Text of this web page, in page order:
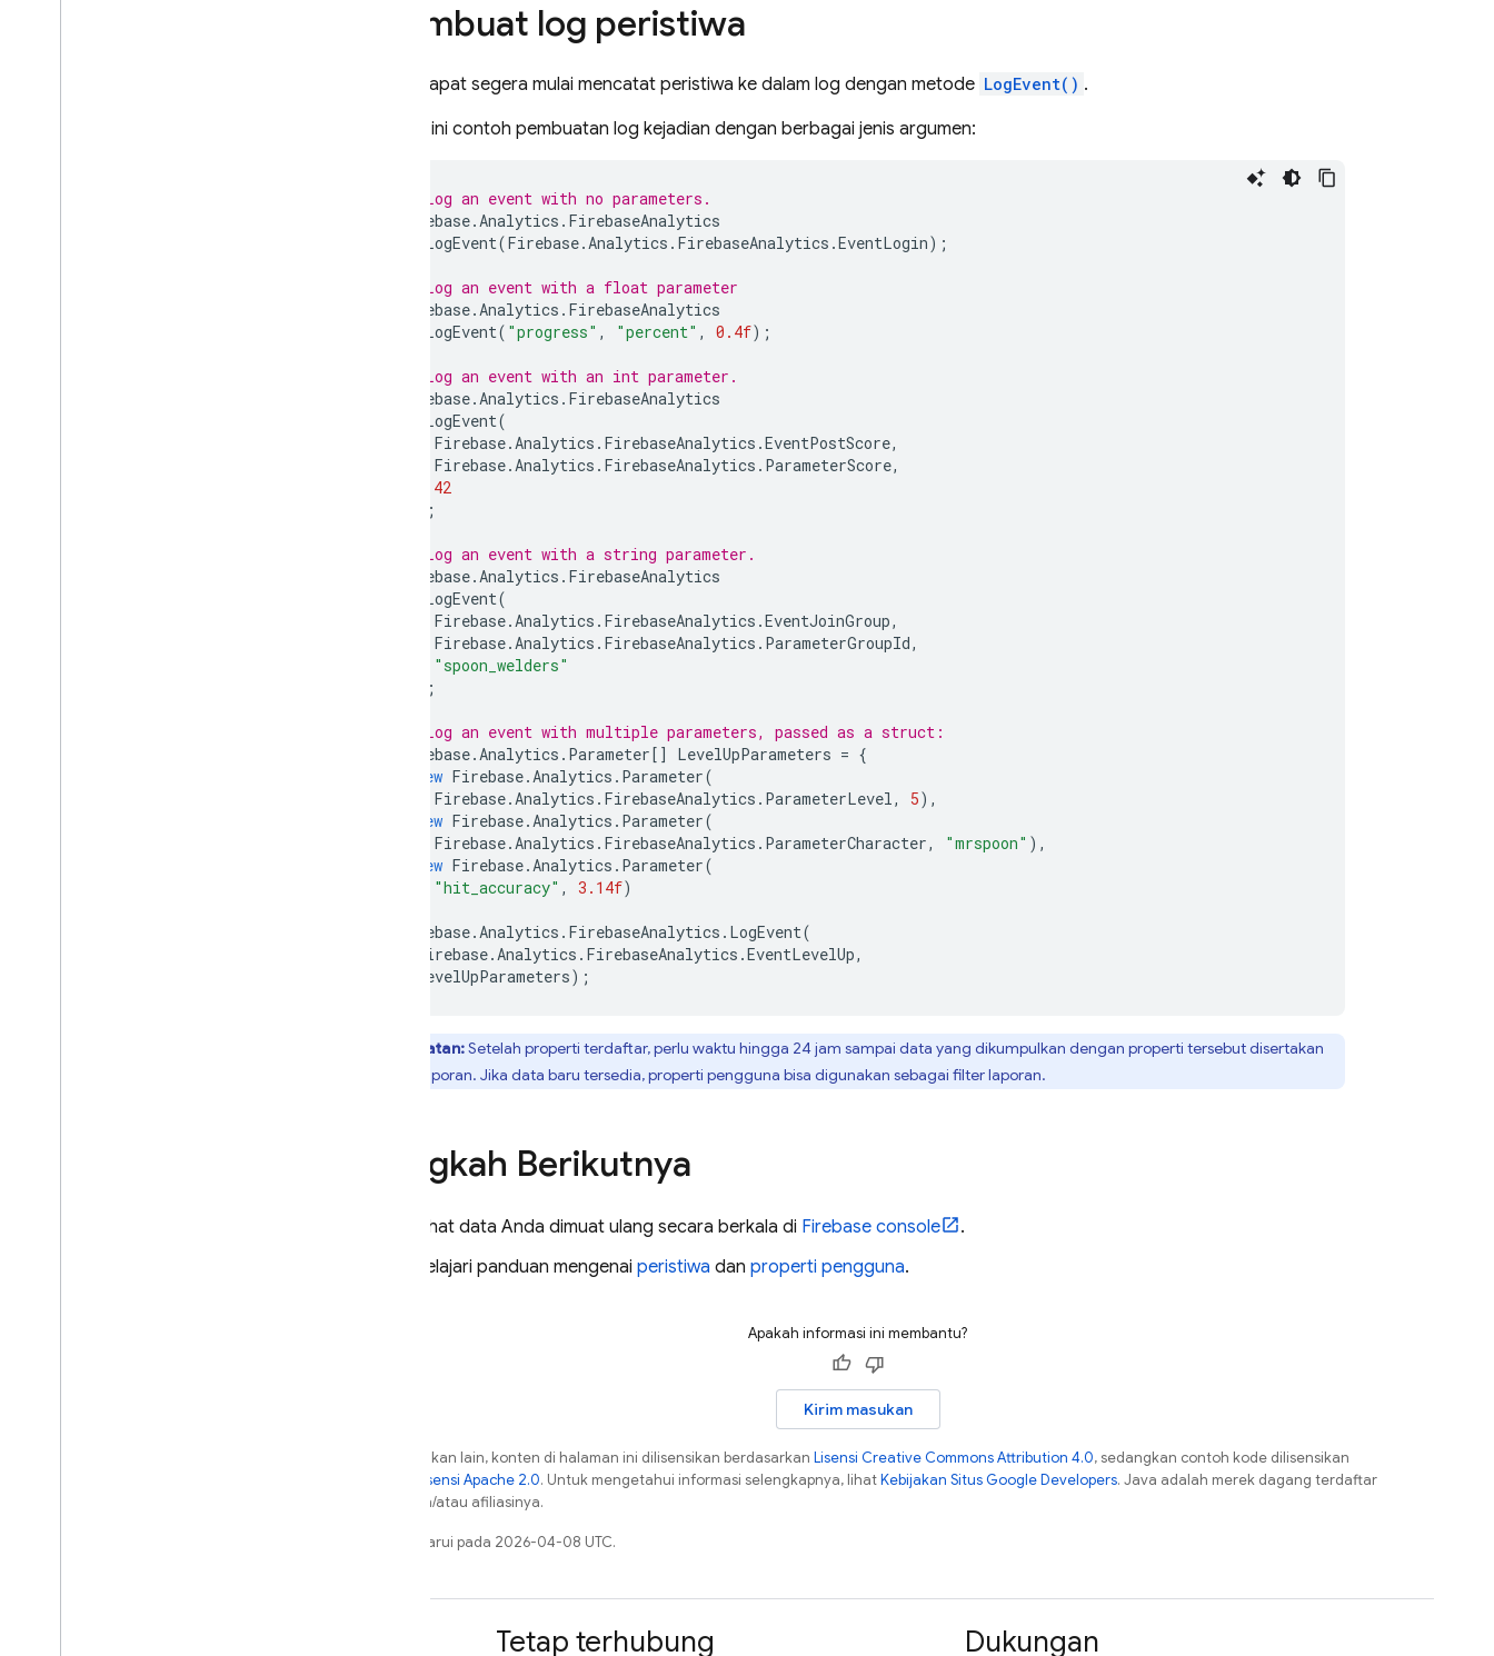
Membuat log peristiwa
Anda dapat segera mulai mencatat peristiwa ke dalam log dengan metode LogEvent() .
Berikut ini contoh pembuatan log kejadian dengan berbagai jenis argumen:
// Log an event with no parameters.
Firebase.Analytics . FirebaseAnalytics
LogEvent(Firebase.Analytics . FirebaseAnalytics .EventLogin);
// Log an event with a float parameter
Firebase.Analytics . FirebaseAnalytics
LogEvent( "progress" , "percent" , 0.4f);
// Log an event with an int parameter.
Firebase.Analytics . FirebaseAnalytics
LogEvent(
Firebase.Analytics . FirebaseAnalytics .EventPostScore,
Firebase.Analytics . FirebaseAnalytics . ParameterScore,
42
);
// Log an event with a string parameter.
Firebase.Analytics . FirebaseAnalytics
LogEvent(
Firebase.Analytics . FirebaseAnalytics .EventJoinGroup,
Firebase.Analytics . FirebaseAnalytics . ParameterGroupId,
"spoon_welders"
);
// Log an event with multiple parameters, passed as a struct:
Firebase.Analytics . Parameter[] LevelUpParameters = {
new Firebase.Analytics . Parameter(
Firebase.Analytics . FirebaseAnalytics . ParameterLevel, 5),
new Firebase.Analytics . Parameter(
Firebase.Analytics . FirebaseAnalytics . ParameterCharacter, "mrspoon" ),
new Firebase.Analytics . Parameter(
"hit_accuracy" , 3.14f)
Firebase.Analytics . FirebaseAnalytics . LogEvent(
Firebase.Analytics . FirebaseAnalytics .EventLevelUp,
LevelUpParameters);
Catatan:Setelah properti terdaftar, perlu waktu hingga 24 jam sampai data yang dikumpulkan dengan properti tersebut disertakan
dalam laporan. Jika data baru tersedia, properti pengguna bisa digunakan sebagai filter laporan.
Langkah Berikutnya
Lihat data Anda dimuat ulang secara berkala di Firebase console
.
Pelajari panduan mengenai peristiwa dan properti pengguna.
Apakah informasi ini membantu?
Kirim masukan
Kecuali dinyatakan lain, konten di halaman ini dilisensikan berdasarkan Lisensi Creative Commons Attribution 4.0, sedangkan contoh kode dilisensikan
Lisensi Apache 2.0. Untuk mengetahui informasi selengkapnya, lihatKebijakan Situs Google Developers. Java adalah merek dagang terdaftar
dari Oracle dan/atau afiliasinya.
Terakhir diperbarui pada 2026-04-08 UTC.
Tetap terhubung Dukungan